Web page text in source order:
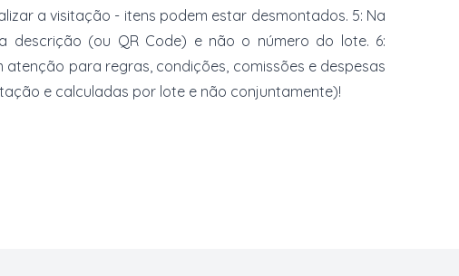
a visitação - itens podem estar desmontados. 5: Na
(ou QR Code) e não o número do lote. 6:
para regras, condições, comissões e despesas
e calculadas por lote e não conjuntamente)!